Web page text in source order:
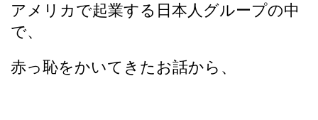
アメリカで起業する日本人グループの中
で、
赤っ恥をかいてきたお話から、